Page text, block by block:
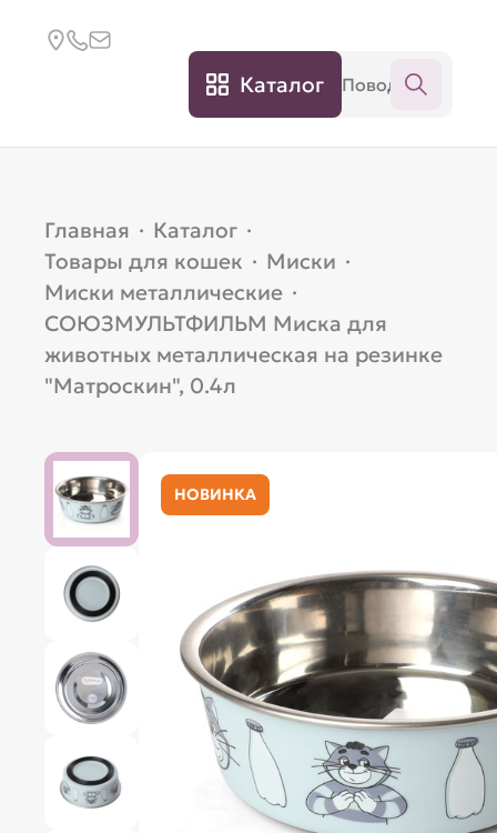
Каталог
Главная · Каталог ·
Товары для кошек · Миски ·
Миски металлические ·
СОЮЗМУЛЬТФИЛЬМ Миска для
животных металлическая на резинке
"Матроскин", 0.4л
НОВИНКА